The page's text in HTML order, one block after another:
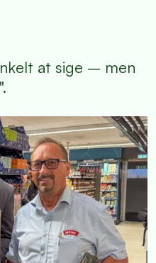
at sige – men